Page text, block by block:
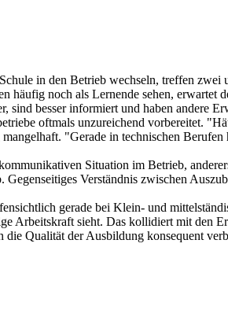
in den Betrieb wechseln, treffen
noch als Lernende sehen,
besser informiert und haben andere
oftmals unzureichend vorbereitet.
"Gerade in technischen
Situation im Betrieb,
Verständnis zwischen
gerade bei Klein- und
Arbeitskraft sieht. Das kollidiert mit den
Qualität der Ausbildung konsequent